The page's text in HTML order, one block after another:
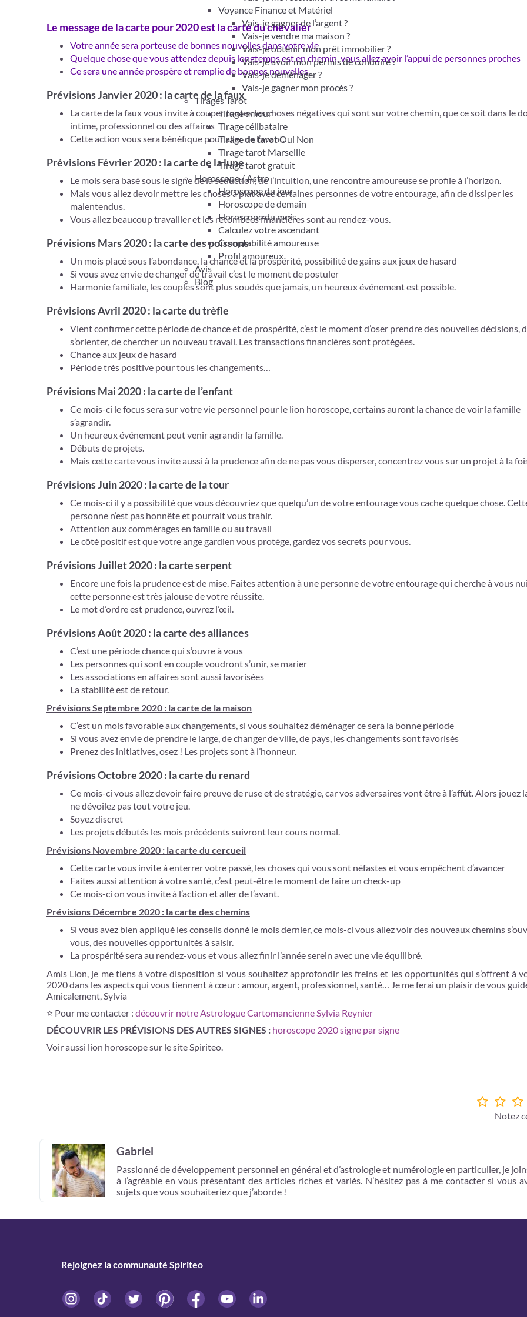
Voyance Finance et Matériel
Vais-je gagner de l’argent ?
Vais-je vendre ma maison ?
Vais-je obtenir mon prêt immobilier ?
Vais-je avoir mon permis de conduire ?
Vais-je déménager ?
Vais-je gagner mon procès ?
Tirages Tarot
Tirage amour
Tirage célibataire
Tirage de tarot Oui Non
Tirage tarot Marseille
Tirage tarot gratuit
Horoscope / Astro
Horoscope du jour
Horoscope de demain
Horoscope du mois
Calculez votre ascendant
Comptabilité amoureuse
Profil amoureux
Avis
Blog
Le message de la carte pour 2020 est la carte du chevalier
Votre année sera porteuse de bonnes nouvelles dans votre vie
Quelque chose que vous attendez depuis longtemps est en chemin, vous allez avoir l’appui de personnes proches
Ce sera une année prospère et remplie de bonnes nouvelles.
Prévisions Janvier 2020 : la carte de la faux
La carte de la faux vous invite à couper toutes les choses négatives qui sont sur votre chemin, que ce soit dans le
intime, professionnel ou des affaires
Cette action vous sera bénéfique pour aller de l’avant.
Prévisions Février 2020 : la carte de la lune
Le mois sera basé sous le signe de la séduction, de l’intuition, une rencontre amoureuse se profile à l’horizon.
Mais vous allez devoir mettre les choses à plat avec certaines personnes de votre entourage, afin de dissiper les
malentendus.
Vous allez beaucoup travailler et les retombées financières sont au rendez-vous.
Prévisions Mars 2020 : la carte des poissons
Un mois placé sous l’abondance, la chance et la prospérité, possibilité de gains aux jeux de hasard
Si vous avez envie de changer de travail c’est le moment de postuler
Harmonie familiale, les couples sont plus soudés que jamais, un heureux événement est possible.
Prévisions Avril 2020 : la carte du trèfle
Vient confirmer cette période de chance et de prospérité, c’est le moment d’oser prendre des nouvelles décisions,
s’orienter, de chercher un nouveau travail. Les transactions financières sont protégées.
Chance aux jeux de hasard
Période très positive pour tous les changements…
Prévisions Mai 2020 : la carte de l’enfant
Ce mois-ci le focus sera sur votre vie personnel pour le lion horoscope, certains auront la chance de voir la famille
s’agrandir.
Un heureux événement peut venir agrandir la famille.
Débuts de projets.
Mais cette carte vous invite aussi à la prudence afin de ne pas vous disperser, concentrez vous sur un projet à la
Prévisions Juin 2020 : la carte de la tour
Ce mois-ci il y a possibilité que vous découvriez que quelqu’un de votre entourage vous cache quelque chose.
personne n’est pas honnête et pourrait vous trahir.
Attention aux commérages en famille ou au travail
Le côté positif est que votre ange gardien vous protège, gardez vos secrets pour vous.
Prévisions Juillet 2020 : la carte serpent
Encore une fois la prudence est de mise. Faites attention à une personne de votre entourage qui cherche à vous
cette personne est très jalouse de votre réussite.
Le mot d’ordre est prudence, ouvrez l’œil.
Prévisions Août 2020 : la carte des alliances
C’est une période chance qui s’ouvre à vous
Les personnes qui sont en couple voudront s’unir, se marier
Les associations en affaires sont aussi favorisées
La stabilité est de retour.
Prévisions Septembre 2020 : la carte de la maison
C’est un mois favorable aux changements, si vous souhaitez déménager ce sera la bonne période
Si vous avez envie de prendre le large, de changer de ville, de pays, les changements sont favorisés
Prenez des initiatives, osez ! Les projets sont à l’honneur.
Prévisions Octobre 2020 : la carte du renard
Ce mois-ci vous allez devoir faire preuve de ruse et de stratégie, car vos adversaires vont être à l’affût. Alors jouez
ne dévoilez pas tout votre jeu.
Soyez discret
Les projets débutés les mois précédents suivront leur cours normal.
Prévisions Novembre 2020 : la carte du cercueil
Cette carte vous invite à enterrer votre passé, les choses qui vous sont néfastes et vous empêchent d’avancer
Faites aussi attention à votre santé, c’est peut-être le moment de faire un check-up
Ce mois-ci on vous invite à l’action et aller de l’avant.
Prévisions Décembre 2020 : la carte des chemins
Si vous avez bien appliqué les conseils donné le mois dernier, ce mois-ci vous allez voir des nouveaux chemins
vous, des nouvelles opportunités à saisir.
La prospérité sera au rendez-vous et vous allez finir l’année serein avec une vie équilibré.
Amis Lion, je me tiens à votre disposition si vous souhaitez approfondir les freins et les opportunités qui s’offrent à
2020 dans les aspects qui vous tiennent à cœur : amour, argent, professionnel, santé… Je me ferai un plaisir de vous
Amicalement, Sylvia
⭐ Pour me contacter : découvrir notre Astrologue Cartomancienne Sylvia Reynier
DÉCOUVRIR LES PRÉVISIONS DES AUTRES SIGNES : horoscope 2020 signe par signe
Voir aussi lion horoscope sur le site Spiriteo.
Notez
Gabriel
Passionné de développement personnel en général et d’astrologie et numérologie en particulier, je
à l’agréable en vous présentant des articles riches et variés. N’hésitez pas à me contacter si vous
sujets que vous souhaiteriez que j’aborde !
Rejoignez la communauté Spiriteo